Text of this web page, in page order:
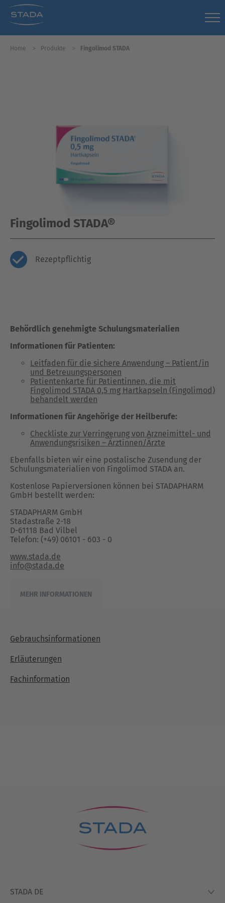
Home Produkte Fingolimod STADA
Fingolimod STADA®
Rezeptpflichtig
Behördlich genehmigte Schulungsmaterialien
Informationen für Patienten:
Leitfaden für die sichere Anwendung – Patient/in
und Betreuungspersonen
Patientenkarte für Patientinnen, die mit
Fingolimod STADA 0,5 mg Hartkapseln (Fingolimod)
behandelt werden
Informationen für Angehörige der Heilberufe:
Checkliste zur Verringerung von Arzneimittel- und
Anwendungsrisiken – Ärztinnen/Ärzte
Ebenfalls bieten wir eine postalische Zusendung der
Schulungsmaterialien von Fingolimod STADA an.
Kostenlose Papierversionen können bei STADAPHARM
GmbH bestellt werden:
STADAPHARM GmbH
Stadastraße 2-18
D-61118 Bad Vilbel
Telefon: (+49) 06101 - 603 - 0
www.stada.de
info@stada.de
MEHR INFORMATIONEN
Gebrauchsinformationen
Erläuterungen
Fachinformation
STADA DE